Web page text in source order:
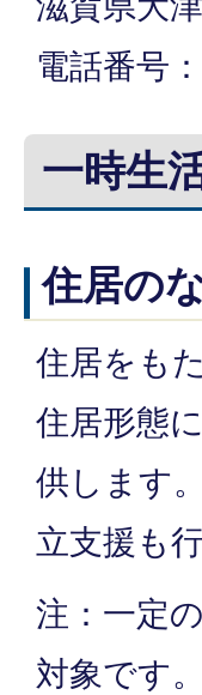
電話番号
一時生
住居の
住居をも
住居形態
供します
立支援も
注：一定
対象です